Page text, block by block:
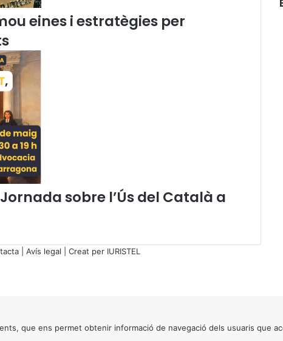
o
o
c
l
a
M
d
a
eines i estratègies per
sobre l’Ús del Català a
Avís legal | Creat per IURISTEL
que ens permet obtenir informació de navegació dels usuaris que